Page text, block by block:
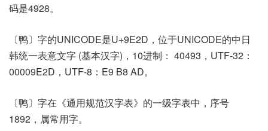
码是4928。
〔鸭〕字的UNICODE是U+9E2D，位于UNICODE的中日
韩统一表意文字 (基本汉字)，10进制： 40493，UTF-32：
00009E2D，UTF-8：E9 B8 AD。
〔鸭〕字在《通用规范汉字表》的一级字表中，序号
1892，属常用字。